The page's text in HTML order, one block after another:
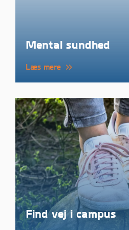
Mental sundhed
Læs mere
Find vej i campus